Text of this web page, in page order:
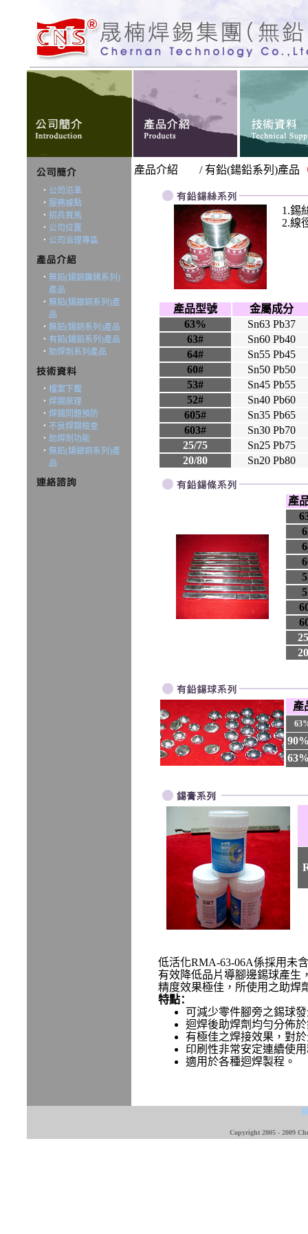
‧ 公司沿革
‧ 服務據點
‧ 招兵買馬
‧ 公司位置
‧ 公司治理專區
‧ 無鉛(鍚銅鎳鍺系列)
產品
‧ 無鉛(鍚銀銅系列)產
品
‧ 無鉛(鍚銅系列)產品
‧ 有鉛(鍚鉛系列)產品
‧ 助焊劑系列產品
‧ 檔案下載
‧ 焊錫原理
‧ 焊錫問題預防
‧ 不良焊錫檢查
‧ 助焊劑功能
‧ 無鉛(鍚銀銅系列)產
品
產品介紹 / 有鉛(鍚鉛系列 )產品
1.錫
2.線
產品型號
金屬成分
63%
Sn63 Pb37
63#
Sn60 Pb40
64#
Sn55 Pb45
60#
Sn50 Pb50
53#
Sn45 Pb55
52#
Sn40 Pb60
605#
Sn35 Pb65
603#
Sn30 Pb70
25/75
Sn25 Pb75
20/80
Sn20 Pb80
產
產
低活化RMA-63-06A係採用未
有效降低品片導腳邊錫球產生
精度效果極佳，所使用之助焊
特點：
可減少零件腳旁之錫球
迴焊後助焊劑均勻分佈
有極佳之焊接效果，對
印刷性非常安定連續使
適用於各種迴焊製程。
Copyright 2005 - 2009